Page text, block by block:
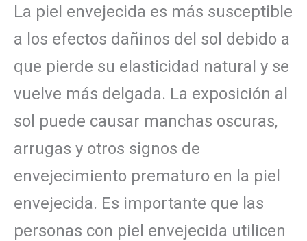
La piel envejecida es más susceptible
a los efectos dañinos del sol debido a
que pierde su elasticidad natural y se
vuelve más delgada. La exposición al
sol puede causar manchas oscuras,
arrugas y otros signos de
envejecimiento prematuro en la piel
envejecida. Es importante que las
personas con piel envejecida utilicen